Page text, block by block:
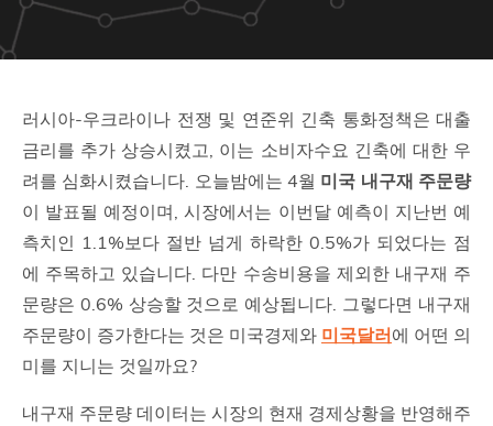
러시아-우크라이나 전쟁 및 연준위 긴축 통화정책은 대출
금리를 추가 상승시켰고, 이는 소비자수요 긴축에 대한 우
려를 심화시켰습니다. 오늘밤에는 4월 미국 내구재 주문량
이 발표될 예정이며, 시장에서는 이번달 예측이 지난번 예
측치인 1.1%보다 절반 넘게 하락한 0.5%가 되었다는 점
에 주목하고 있습니다. 다만 수송비용을 제외한 내구재 주
문량은 0.6% 상승할 것으로 예상됩니다. 그렇다면 내구재
주문량이 증가한다는 것은 미국경제와 미국달러에 어떤 의
미를 지니는 것일까요?
내구재 주문량 데이터는 시장의 현재 경제상황을 반영해주